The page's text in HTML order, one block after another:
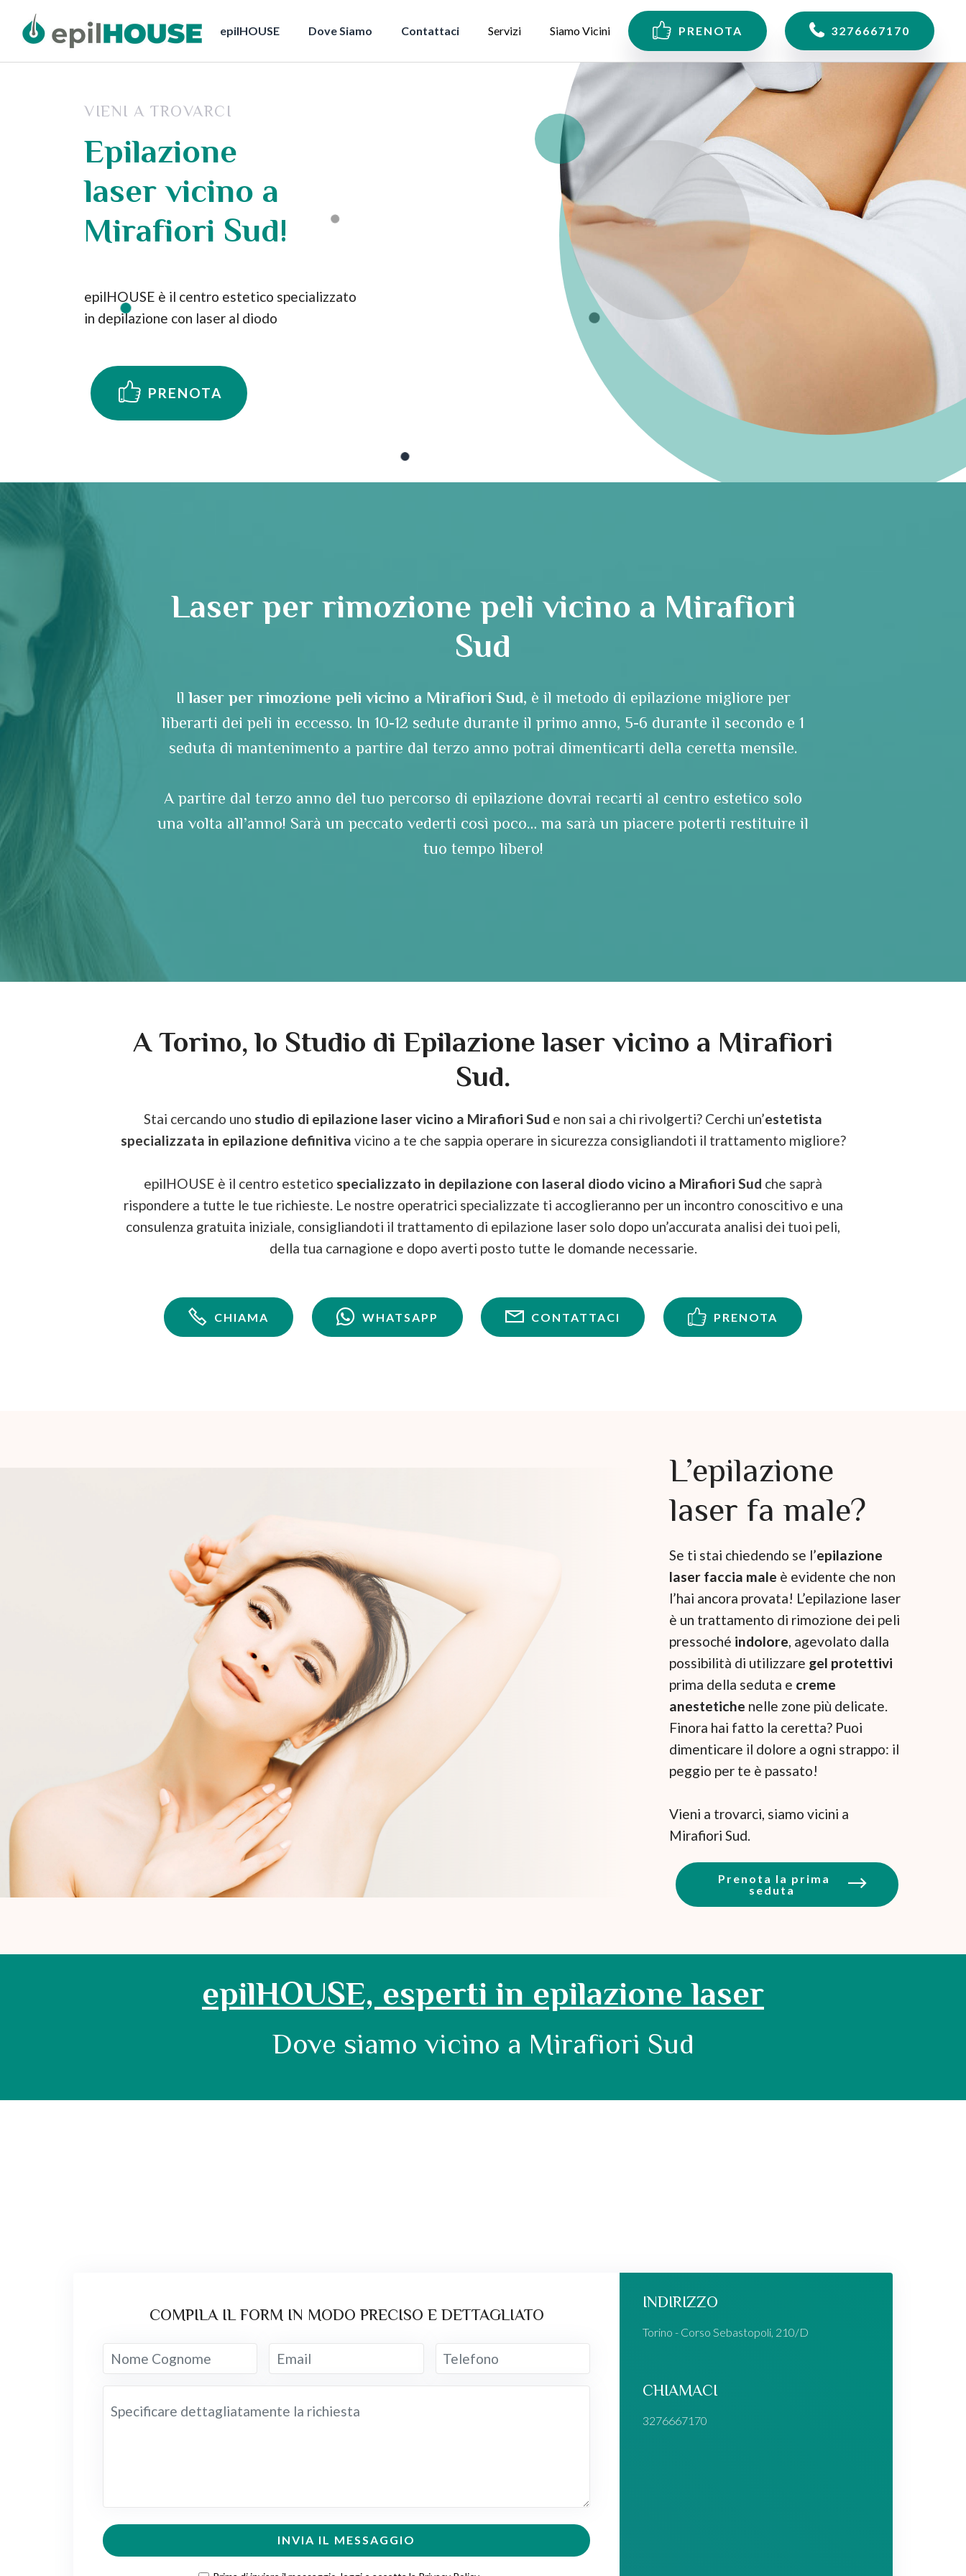
epilHOUSE Dove Siamo Contattaci Servizi Siamo Vicini PRENOTA 3276667170
VIENI A TROVARCI
Epilazione
laser vicino a
Mirafiori Sud!
epilHOUSE è il centro estetico specializzato
in depilazione con laser al diodo
PRENOTA
Laser per rimozione peli vicino a Mirafiori
Sud
Illaser per rimozione peli vicino a Mirafiori Sud, è il metodo di epilazione migliore per
liberarti dei peli in eccesso. In 10-12 sedute durante il primo anno, 5-6 durante il secondo e 1
seduta di mantenimento a partire dal terzo anno potrai dimenticarti della ceretta mensile.
A partire dal terzo anno del tuo percorso di epilazione dovrai recarti al centro estetico solo
una volta all’anno! Sarà un peccato vederti così poco… ma sarà un piacere poterti restituire il
tuo tempo libero!
A Torino, lo Studio di Epilazione laser vicino a Mirafiori
Sud.
Stai cercando uno studio di epilazione laser vicino a Mirafiori Sud e non sai a chi rivolgerti? Cerchi un’estetista
specializzata in epilazione definitiva vicino a te che sappia operare in sicurezza consigliandoti il trattamento migliore?
epilHOUSE è il centro estetico specializzato in depilazione con laseral diodo vicino a Mirafiori Sud che saprà
rispondere a tutte le tue richieste. Le nostre operatrici specializzate ti accoglieranno per un incontro conoscitivo e una
consulenza gratuita iniziale, consigliandoti il trattamento di epilazione laser solo dopo un’accurata analisi dei tuoi peli,
della tua carnagione e dopo averti posto tutte le domande necessarie.
CHIAMA WHATSAPP CONTATTACI PRENOTA
L’epilazione
laser fa male?
Se ti stai chiedendo se l’epilazione
laser faccia male è evidente che non
l’hai ancora provata! L’epilazione laser
è un trattamento di rimozione dei peli
pressoché indolore, agevolato dalla
possibilità di utilizzare gel protettivi
prima della seduta e creme
anestetiche nelle zone più delicate.
Finora hai fatto la ceretta? Puoi
dimenticare il dolore a ogni strappo: il
peggio per te è passato!
Vieni a trovarci, siamo vicini a
Mirafiori Sud.
Prenota la prima
seduta
epilHOUSE, esperti in epilazione laser
Dove siamo vicino a Mirafiori Sud
COMPILA IL FORM IN MODO PRECISO E DETTAGLIATO
INVIA IL MESSAGGIO
INDIRIZZO
Torino - Corso Sebastopoli, 210/D
CHIAMACI
3276667170